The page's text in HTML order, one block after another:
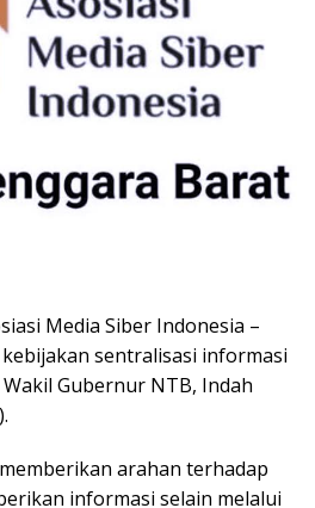
Media Siber Indonesia –
sentralisasi informasi
Gubernur NTB, Indah
).
arahan terhadap
informasi selain melalui